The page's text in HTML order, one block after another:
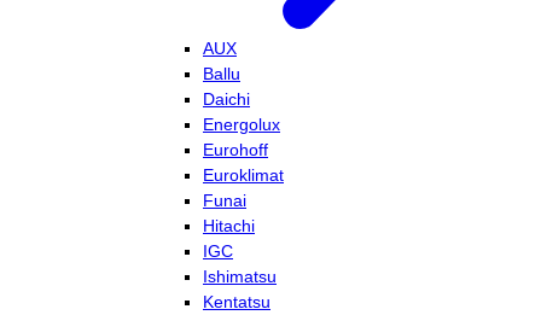
AUX
Ballu
Daichi
Energolux
Eurohoff
Euroklimat
Funai
Hitachi
IGC
Ishimatsu
Kentatsu